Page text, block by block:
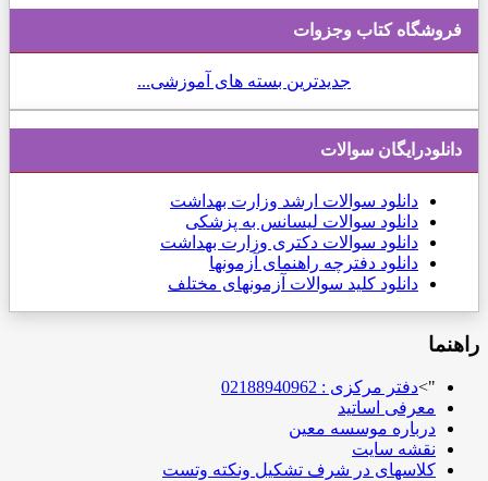
فروشگاه کتاب وجزوات
جدیدترین بسته های آموزشی...
دانلودرایگان سوالات
دانلود سوالات ارشد وزارت بهداشت
دانلود سوالات لیسانس به پزشکی
دانلود سوالات دکتری وزارت بهداشت
دانلود دفترچه راهنمای آزمونها
دانلود کلید سوالات آزمونهای مختلف
راهنما
">دفتر مرکزی : 02188940962
معرفی اساتید
درباره موسسه معین
نقشه سایت
کلاسهای در شرف تشکیل ونکته وتست